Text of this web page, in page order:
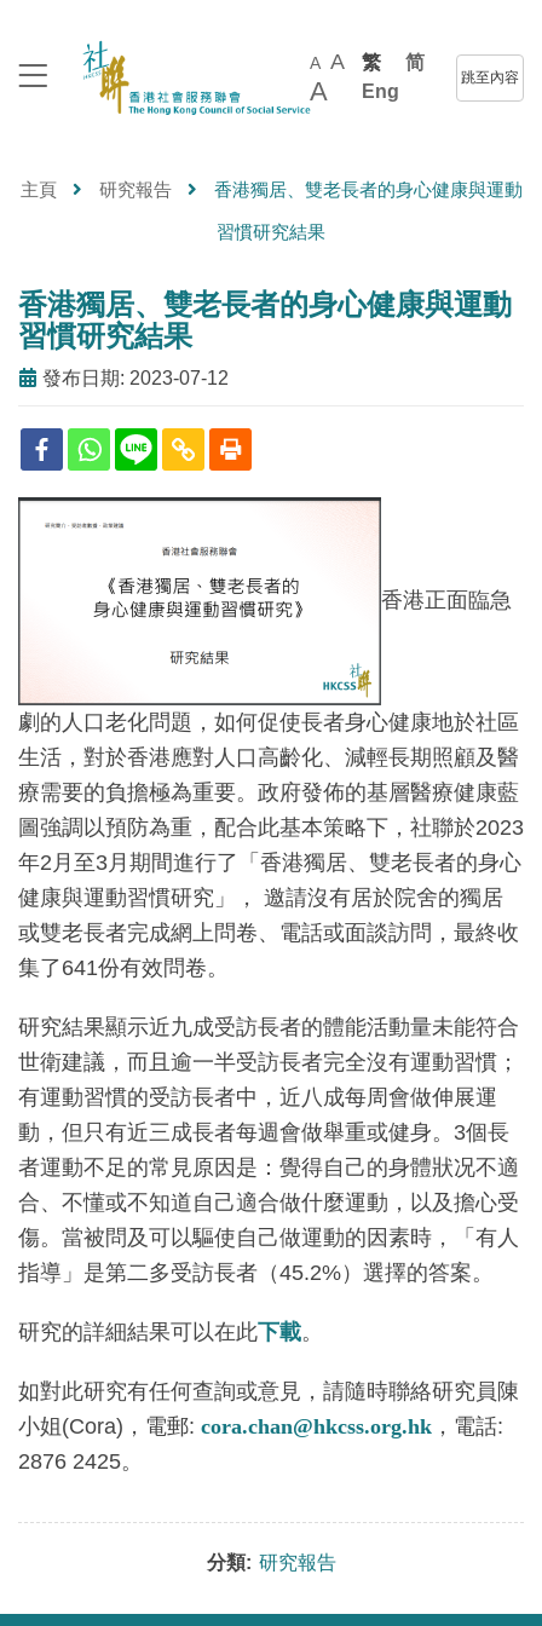
A A
A
繁
简
Eng
跳至內容
主頁 研究報告 香港獨居、雙老長者的身心健康與運動
習慣研究結果
香港獨居、雙老長者的身心健康與運動
習慣研究結果
發布日期: 2023-07-12
香港正面臨急
劇的人口老化問題，如何促使長者身心健康地於社區
生活，對於香港應對人口高齡化、減輕長期照顧及醫
療需要的負擔極為重要。政府發佈的基層醫療健康藍
圖強調以預防為重，配合此基本策略下，社聯於2023
年2月至3月期間進行了「香港獨居、雙老長者的身心
健康與運動習慣研究」， 邀請沒有居於院舍的獨居
或雙老長者完成網上問卷、電話或面談訪問，最終收
集了641份有效問卷。
研究結果顯示近九成受訪長者的體能活動量未能符合
世衛建議，而且逾一半受訪長者完全沒有運動習慣；
有運動習慣的受訪長者中，近八成每周會做伸展運
動，但只有近三成長者每週會做舉重或健身。3個長
者運動不足的常見原因是：覺得自己的身體狀况不適
合、不懂或不知道自己適合做什麼運動，以及擔心受
傷。當被問及可以驅使自己做運動的因素時，「有人
指導」是第二多受訪長者（45.2%）選擇的答案。
研究的詳細結果可以在此下載。
如對此研究有任何查詢或意見，請隨時聯絡研究員陳
小姐(Cora)，電郵: cora.chan@hkcss.org.hk ，電話:
2876 2425。
分類: 研究報告